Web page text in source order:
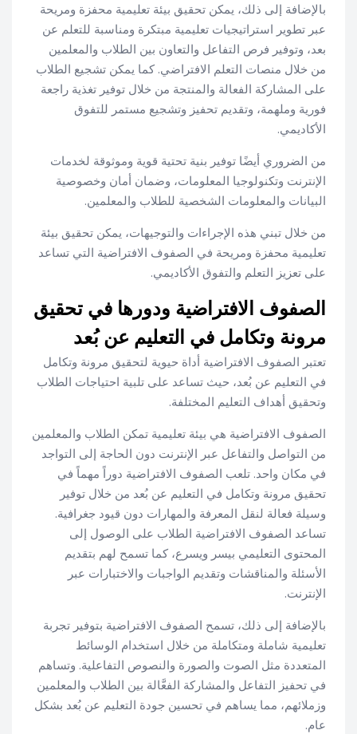
بالإضافة إلى ذلك، يمكن تحقيق بيئة تعليمية محفزة ومريحة
عبر تطوير استراتيجيات تعليمية مبتكرة ومناسبة للتعلم عن
بعد، وتوفير فرص التفاعل والتعاون بين الطلاب والمعلمين
من خلال منصات التعلم الافتراضي. كما يمكن تشجيع الطلاب
على المشاركة الفعالة والمنتجة من خلال توفير تغذية راجعة
فورية وملهمة، وتقديم تحفيز وتشجيع مستمر للتفوق
الأكاديمي.
من الضروري أيضًا توفير بنية تحتية قوية وموثوقة لخدمات
الإنترنت وتكنولوجيا المعلومات، وضمان أمان وخصوصية
البيانات والمعلومات الشخصية للطلاب والمعلمين.
من خلال تبني هذه الإجراءات والتوجيهات، يمكن تحقيق بيئة
تعليمية محفزة ومريحة في الصفوف الافتراضية التي تساعد
على تعزيز التعلم والتفوق الأكاديمي.
الصفوف الافتراضية ودورها في تحقيق
مرونة وتكامل في التعليم عن بُعد
تعتبر الصفوف الافتراضية أداة حيوية لتحقيق مرونة وتكامل
في التعليم عن بُعد، حيث تساعد على تلبية احتياجات الطلاب
وتحقيق أهداف التعليم المختلفة.
الصفوف الافتراضية هي بيئة تعليمية تمكن الطلاب والمعلمين
من التواصل والتفاعل عبر الإنترنت دون الحاجة إلى التواجد
في مكان واحد. تلعب الصفوف الافتراضية دوراً مهماً في
تحقيق مرونة وتكامل في التعليم عن بُعد من خلال توفير
وسيلة فعالة لنقل المعرفة والمهارات دون قيود جغرافية.
تساعد الصفوف الافتراضية الطلاب على الوصول إلى
المحتوى التعليمي بيسر ويسرع، كما تسمح لهم بتقديم
الأسئلة والمناقشات وتقديم الواجبات والاختبارات عبر
الإنترنت.
بالإضافة إلى ذلك، تسمح الصفوف الافتراضية بتوفير تجربة
تعليمية شاملة ومتكاملة من خلال استخدام الوسائط
المتعددة مثل الصوت والصورة والنصوص التفاعلية. وتساهم
في تحفيز التفاعل والمشاركة الفعَّالة بين الطلاب والمعلمين
وزملائهم، مما يساهم في تحسين جودة التعليم عن بُعد بشكل
عام.